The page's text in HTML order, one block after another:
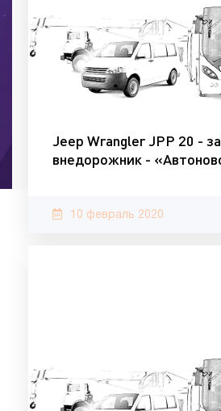
Jeep Wrangler JPP 20 -
внедорожник -
10 февраль 2020